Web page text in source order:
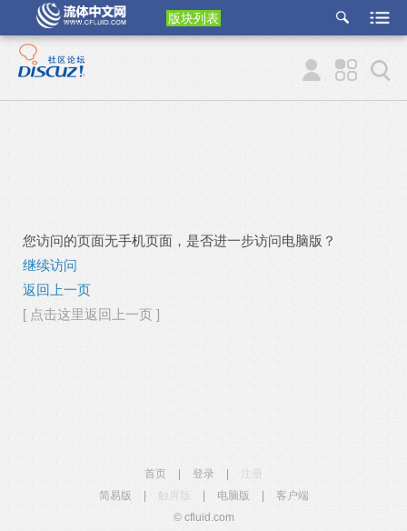
版块列表
etu
p
您访问的页面无手机页面，是否进一步访问电脑版？
继续访问
返回上一页
[ 点击这里返回上一页 ]
首页 登录
简易版
触屏版 电脑版
客户端
© cfluid.com